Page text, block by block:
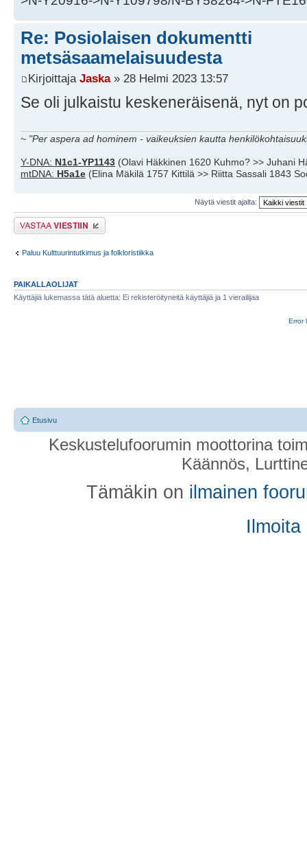
Re: Posiolaisen dokumentti
metsäsaamelaisuudesta
Kirjoittaja Jaska» 28 Helmi 2023 13:57
Se oli julkaistu keskeneräisenä, nyt on
~ "Per aspera ad hominem - vaikeuksien kautta
Y-DNA: N1c1-YP1143 (Olavi Häkkinen 1620 Kuhmo? >> Juhani
mtDNA: H5a1e (Elina Mäkilä 1757 Kittilä >> Riitta Sassali 1843
Näytä viestit ajalta:
Lähetä vastaus
Paluu Kulttuurintutkimus ja folkloristiikka
PAIKALLAOLIJAT
Käyttäjiä lukemassa tätä aluetta: Ei rekisteröityneitä käyttäjiä ja 1 vierailijaa
Error
Etusivu
Keskustelufoorumin moottorina
Käännös,
Tämäkin on ilmainen